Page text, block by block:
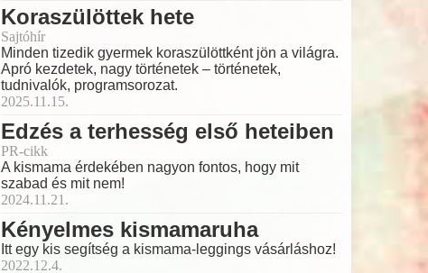
Koraszülöttek hete
Sajtóhír
Minden tizedik gyermek koraszülöttként jön a világra.
Apró kezdetek, nagy történetek – történetek,
tudnivalók, programsorozat.
2025.11.15.
Edzés a terhesség első heteiben
PR-cikk
A kismama érdekében nagyon fontos, hogy mit
szabad és mit nem!
2024.11.21.
Kényelmes kismamaruha
Itt egy kis segítség a kismama-leggings vásárláshoz!
2022.12.4.